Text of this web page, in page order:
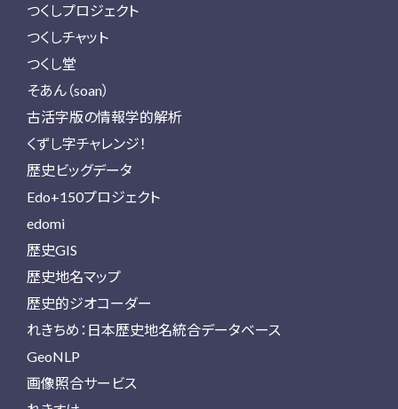
つくしプロジェクト
つくしチャット
つくし堂
そあん（soan）
古活字版の情報学的解析
くずし字チャレンジ！
歴史ビッグデータ
Edo+150プロジェクト
edomi
歴史GIS
歴史地名マップ
歴史的ジオコーダー
れきちめ：日本歴史地名統合データベース
GeoNLP
画像照合サービス